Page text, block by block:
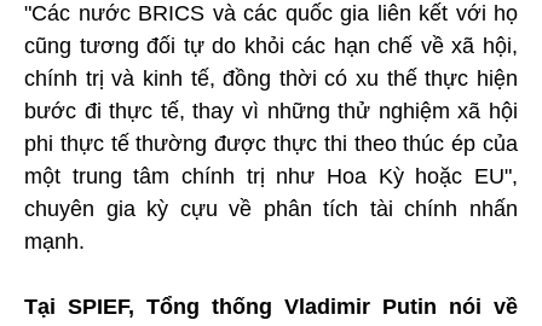
"Các nước BRICS và các quốc gia liên kết với họ
cũng tương đối tự do khỏi các hạn chế về xã hội,
chính trị và kinh tế, đồng thời có xu thế thực hiện
bước đi thực tế, thay vì những thử nghiệm xã hội
phi thực tế thường được thực thi theo thúc ép của
một trung tâm chính trị như Hoa Kỳ hoặc EU",
chuyên gia kỳ cựu về phân tích tài chính nhấn
mạnh.
Tại SPIEF, Tổng thống Vladimir Putin nói về